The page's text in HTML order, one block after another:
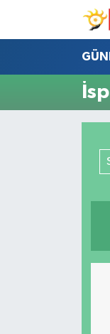
İzmir
İzmir Hava
İzmir
İzmir Trafik
Süper Lig